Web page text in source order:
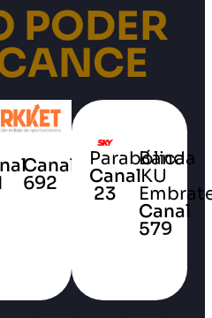
PODER
Canal
692
Parabólica
Canal
23
Banda
KU
Canal
579